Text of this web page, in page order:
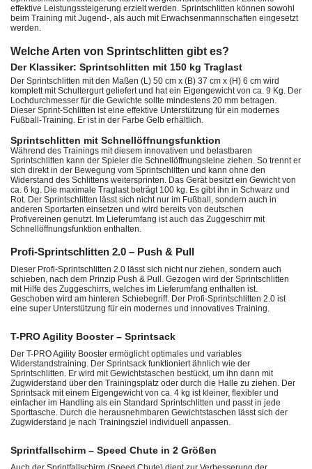
effektive Leistungssteigerung erzielt werden. Sprintschlitten können sowohl
beim Training mit Jugend-, als auch mit Erwachsenmannschaften eingesetzt
werden.
Welche Arten von Sprintschlitten gibt es?
Der Klassiker: Sprintschlitten mit 150 kg Traglast
Der Sprintschlitten mit den Maßen (L) 50 cm x (B) 37 cm x (H) 6 cm wird
komplett mit Schultergurt geliefert und hat ein Eigengewicht von ca. 9 Kg. Der
Lochdurchmesser für die Gewichte sollte mindestens 20 mm betragen.
Dieser Sprint-Schlitten ist eine effektive Unterstützung für ein modernes
Fußball-Training. Er ist in der Farbe Gelb erhältlich.
Sprintschlitten mit Schnellöffnungsfunktion
Während des Trainings mit diesem innovativen und belastbaren
Sprintschlitten kann der Spieler die Schnellöffnungsleine ziehen. So trennt er
sich direkt in der Bewegung vom Sprintschlitten und kann ohne den
Widerstand des Schlittens weitersprinten. Das Gerät besitzt ein Gewicht von
ca. 6 kg. Die maximale Traglast beträgt 100 kg. Es gibt ihn in Schwarz und
Rot. Der Sprintschlitten lässt sich nicht nur im Fußball, sondern auch in
anderen Sportarten einsetzen und wird bereits von deutschen
Profivereinen genutzt. Im Lieferumfang ist auch das Zuggeschirr mit
Schnellöffnungsfunktion enthalten.
Profi-Sprintschlitten 2.0 – Push & Pull
Dieser Profi-Sprintschlitten 2.0 lässt sich nicht nur ziehen, sondern auch
schieben, nach dem Prinzip Push & Pull. Gezogen wird der Sprintschlitten
mit Hilfe des Zuggeschirrs, welches im Lieferumfang enthalten ist.
Geschoben wird am hinteren Schiebegriff. Der Profi-Sprintschlitten 2.0 ist
eine super Unterstützung für ein modernes und innovatives Training.
T-PRO Agility Booster – Sprintsack
Der T-PRO Agility Booster ermöglicht optimales und variables
Widerstandstraining. Der Sprintsack funktioniert ähnlich wie der
Sprintschlitten. Er wird mit Gewichtstaschen bestückt, um ihn dann mit
Zugwiderstand über den Trainingsplatz oder durch die Halle zu ziehen. Der
Sprintsack mit einem Eigengewicht von ca. 4 kg ist kleiner, flexibler und
einfacher im Handling als ein Standard Sprintschlitten und passt in jede
Sporttasche. Durch die herausnehmbaren Gewichtstaschen lässt sich der
Zugwiderstand je nach Trainingsziel individuell anpassen.
Sprintfallschirm – Speed Chute in 2 Größen